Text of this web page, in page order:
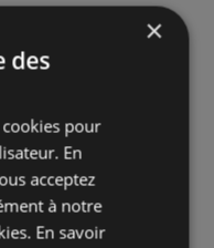
×
des
pour
En
acceptez
à notre
En savoir